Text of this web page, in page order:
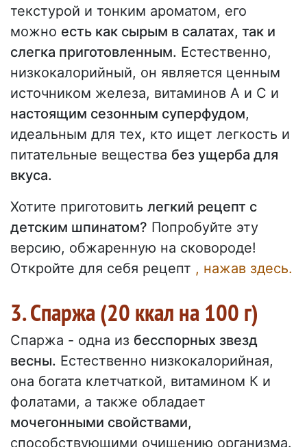
текстурой и тонким ароматом, его
можно есть как сырым в салатах, так и
слегка приготовленным. Естественно,
низкокалорийный, он является ценным
источником железа, витаминов А и С и
настоящим сезонным суперфудом,
идеальным для тех, кто ищет легкость и
питательные вещества без ущерба для
вкуса.
Хотите приготовить легкий рецепт с
детским шпинатом? Попробуйте эту
версию, обжаренную на сковороде!
Откройте для себя рецепт , нажав здесь.
3. Спаржа (20 ккал на 100 г)
Спаржа - одна из бесспорных звезд
весны. Естественно низкокалорийная,
она богата клетчаткой, витамином К и
фолатами, а также обладает
мочегонными свойствами,
способствующими очищению организма.